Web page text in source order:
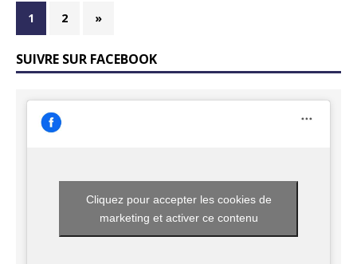
1 2 »
SUIVRE SUR FACEBOOK
Cliquez pour accepter les cookies de
marketing et activer ce contenu